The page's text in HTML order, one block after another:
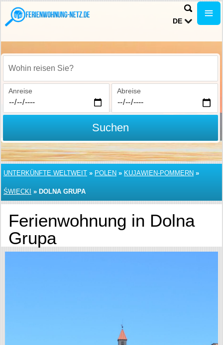
DE
Wohin reisen Sie?
Anreise Abreise
Suchen
UNTERKÜNFTE WELTWEIT » POLEN » KUJAWIEN-POMMERN »
ŚWIECKI » DOLNA GRUPA
Ferienwohnung in Dolna
Grupa